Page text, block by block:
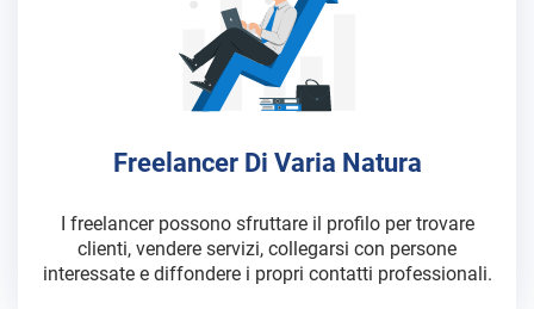
Freelancer Di Varia Natura
I freelancer possono sfruttare il profilo per trovare
clienti, vendere servizi, collegarsi con persone
interessate e diffondere i propri contatti professionali.